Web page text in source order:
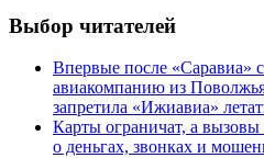
Выбор читателей
Впервые после «Саравиа»
авиакомпанию из
запретила «Ижиавиа»
Карты ограничат, а
о деньгах, звонках и